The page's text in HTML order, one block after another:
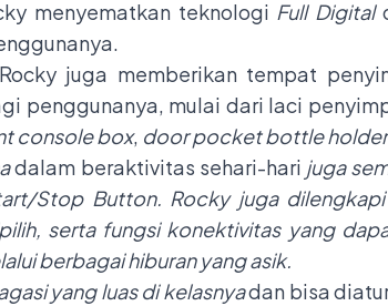
menyematkan teknologi Full Digital
juga memberikan tempat
penggunanya, mulai dari laci
console box, door pocket bottle holder
dalam beraktivitas sehari-hari juga
Stop Button. Rocky juga
serta fungsi konektivitas yang
berbagai hiburan yang asik.
yang luas di kelasnyadan bisa